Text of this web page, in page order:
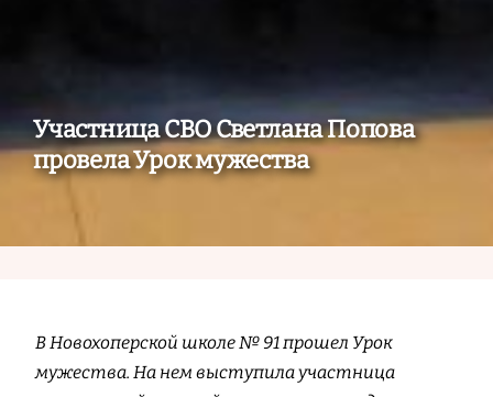
Участница СВО Светлана Попова
провела Урок мужества
В Новохоперской школе № 91 прошел Урок
мужества. На нем выступила участница